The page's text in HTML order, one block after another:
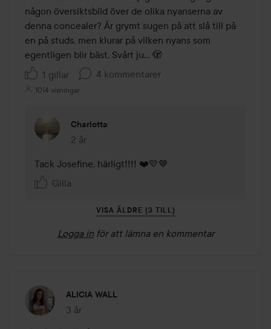
någon översiktsbild över de olika nyanserna av
denna concealer? Är grymt sugen på att slå till på
en på studs, men klurar på vilken nyans som
egentligen blir bäst. Svårt ju... 🫣
1 gillar
4 kommentarer
1014 visningar
Charlotta
2 år
Kommentaren lades 2 år
Tack Josefine, härligt!!!! ❤️💛🤎
Gilla
VISA ÄLDRE (3 TILL)
Logga in för att lämna en kommentar
ALICIA WALL
3 år
Inlägget skapades 3 år